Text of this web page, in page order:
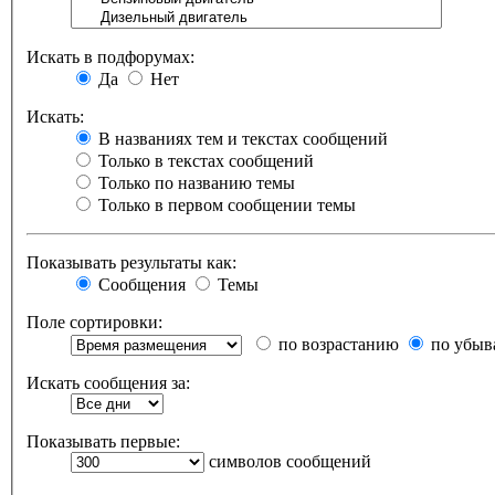
Искать в подфорумах:
Да
Нет
Искать:
В названиях тем и текстах сообщений
Только в текстах сообщений
Только по названию темы
Только в первом сообщении темы
Показывать результаты как:
Сообщения
Темы
Поле сортировки:
по возрастанию
по
Искать сообщения за:
Показывать первые:
символов сообщений